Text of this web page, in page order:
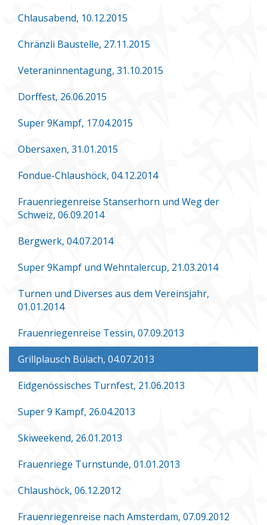
Chlausabend, 10.12.2015
Chränzli Baustelle, 27.11.2015
Veteraninnentagung, 31.10.2015
Dorffest, 26.06.2015
Super 9Kampf, 17.04.2015
Obersaxen, 31.01.2015
Fondue-Chlaushöck, 04.12.2014
Frauenriegenreise Stanserhorn und Weg der
Schweiz, 06.09.2014
Bergwerk, 04.07.2014
Super 9Kampf und Wehntalercup, 21.03.2014
Turnen und Diverses aus dem Vereinsjahr,
01.01.2014
Frauenriegenreise Tessin, 07.09.2013
Grillplausch Bülach, 04.07.2013
Eidgenössisches Turnfest, 21.06.2013
Super 9 Kampf, 26.04.2013
Skiweekend, 26.01.2013
Frauenriege Turnstunde, 01.01.2013
Chlaushöck, 06.12.2012
Frauenriegenreise nach Amsterdam, 07.09.2012